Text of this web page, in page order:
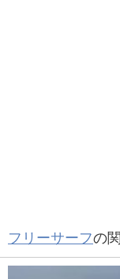
フリーサーフの